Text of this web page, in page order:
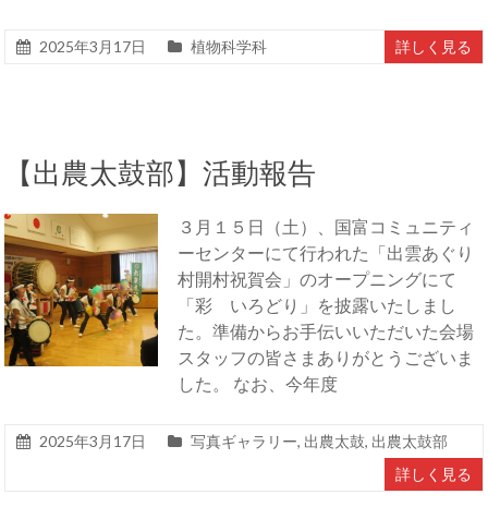
2025年3月17日 植物科学科 詳しく見る
【出農太鼓部】活動報告
３月１５日（土）、国富コミュニティ
ーセンターにて行われた「出雲あぐり
村開村祝賀会」のオープニングにて
「彩 いろどり」を披露いたしまし
た。準備からお手伝いいただいた会場
スタッフの皆さまありがとうございま
した。 なお、今年度
2025年3月17日 写真ギャラリー, 出農太鼓, 出農太鼓部
詳しく見る